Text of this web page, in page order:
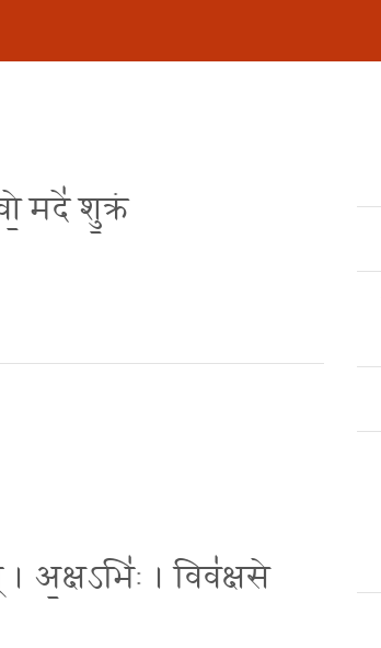
मदे॑ शु॒क्रं
अ॒क्षऽभिः॑ । विव॑क्षसे